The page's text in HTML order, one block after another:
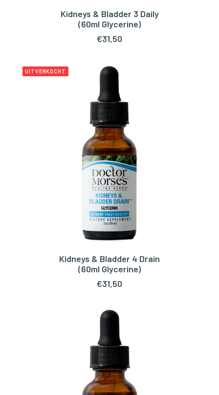
TOEVOEGEN AAN WINKELWAGEN
Kidneys & Bladder 3 Daily
(60ml Glycerine)
€31,50
UITVERKOCHT
Kidneys & Bladder 4 Drain
(60ml Glycerine)
€31,50